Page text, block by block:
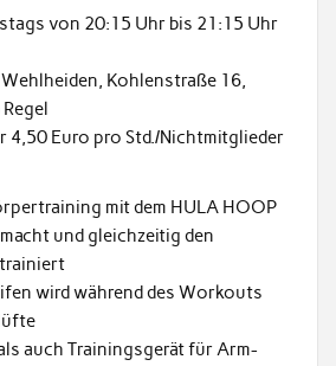
von 20:15 Uhr bis 21:15 Uhr
Kohlenstraße 16,
4,50 Euro pro Std./Nichtmitglieder
mit dem HULA HOOP
und gleichzeitig den
wird während des Workouts
auch Trainingsgerät für Arm-